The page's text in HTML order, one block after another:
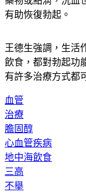
有助恢復勃起。
王德生強調，生活
飲食，都對勃起功
有許多治療方式都
血管
治療
膽固醇
心血管疾病
地中海飲食
三高
不舉